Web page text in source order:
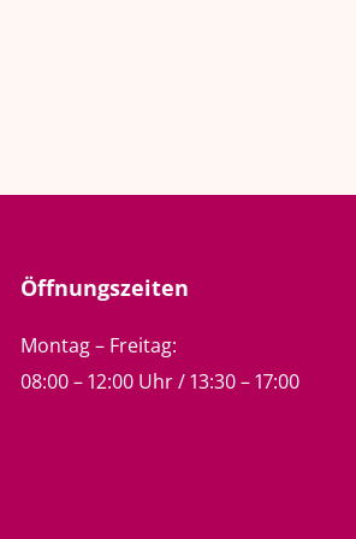
Öffnungszeiten
Montag – Freitag:
08:00 – 12:00 Uhr / 13:30 – 17:00